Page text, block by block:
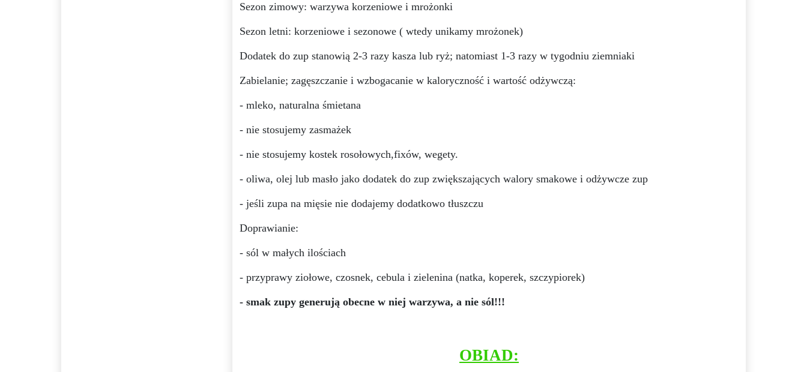
Sezon zimowy: warzywa korzeniowe i mrożonki
Sezon letni: korzeniowe i sezonowe ( wtedy unikamy mrożonek)
Dodatek do zup stanowią 2-3 razy kasza lub ryż; natomiast 1-3 razy w tygodniu ziemniaki
Zabielanie; zagęszczanie i wzbogacanie w kaloryczność i wartość odżywczą:
- mleko, naturalna śmietana
- nie stosujemy zasmażek
- nie stosujemy kostek rosołowych,fixów, wegety.
- oliwa, olej lub masło jako dodatek do zup zwiększających walory smakowe i odżywcze zup
- jeśli zupa na mięsie nie dodajemy dodatkowo tłuszczu
Doprawianie:
- sól w małych ilościach
- przyprawy ziołowe, czosnek, cebula i zielenina (natka, koperek, szczypiorek)
- smak zupy generują obecne w niej warzywa, a nie sól!!!
OBIAD: